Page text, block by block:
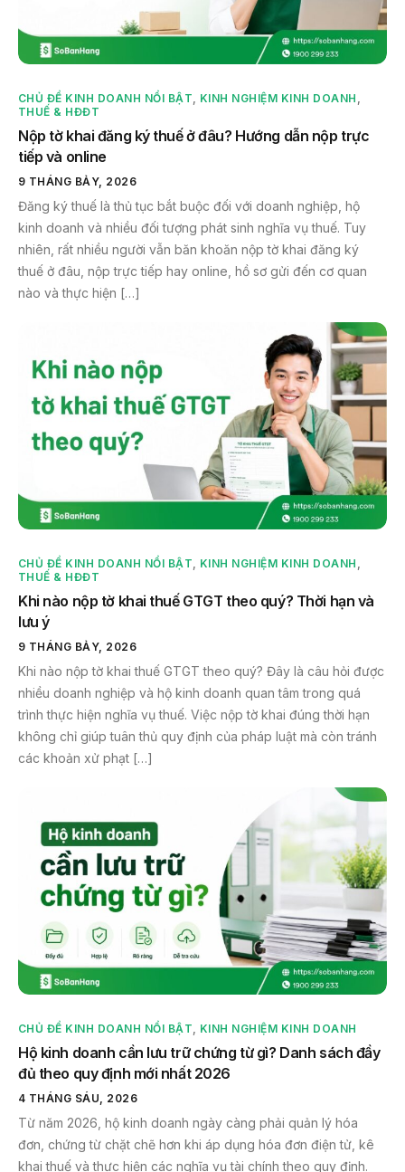
CHỦ ĐỀ KINH DOANH NỔI BẬT KINH NGHIỆM KINH DOANH
THUẾ & HĐĐT
Nộp tờ khai đăng ký thuế ở đâu? Hướng dẫn nộp trực
tiếp và online
9 THÁNG BẢY, 2026
Đăng ký thuế là thủ tục bắt buộc đối với doanh nghiệp, hộ
kinh doanh và nhiều đối tượng phát sinh nghĩa vụ thuế. Tuy
nhiên, rất nhiều người vẫn băn khoăn nộp tờ khai đăng ký
thuế ở đâu, nộp trực tiếp hay online, hồ sơ gửi đến cơ quan
nào và thực hiện […]
CHỦ ĐỀ KINH DOANH NỔI BẬT, KINH NGHIỆM KINH DOANH ,
THUẾ & HĐĐT
Khi nào nộp tờ khai thuế GTGT theo quý? Thời hạn và
lưu ý
9 THÁNG BẢY, 2026
Khi nào nộp tờ khai thuế GTGT theo quý? Đây là câu hỏi được
nhiều doanh nghiệp và hộ kinh doanh quan tâm trong quá
trình thực hiện nghĩa vụ thuế. Việc nộp tờ khai đúng thời hạn
không chỉ giúp tuân thủ quy định của pháp luật mà còn tránh
các khoản xử phạt […]
CHỦ ĐỀ KINH DOANH NỔI BẬT, KINH NGHIỆM KINH DOANH
Hộ kinh doanh cần lưu trữ chứng từ gì? Danh sách đầy
đủ theo quy định mới nhất 2026
4 THÁNG SÁU, 2026
Từ năm 2026, hộ kinh doanh ngày càng phải quản lý hóa
đơn, chứng từ chặt chẽ hơn khi áp dụng hóa đơn điện tử, kê
khai thuế và thực hiện các nghĩa vụ tài chính theo quy định.